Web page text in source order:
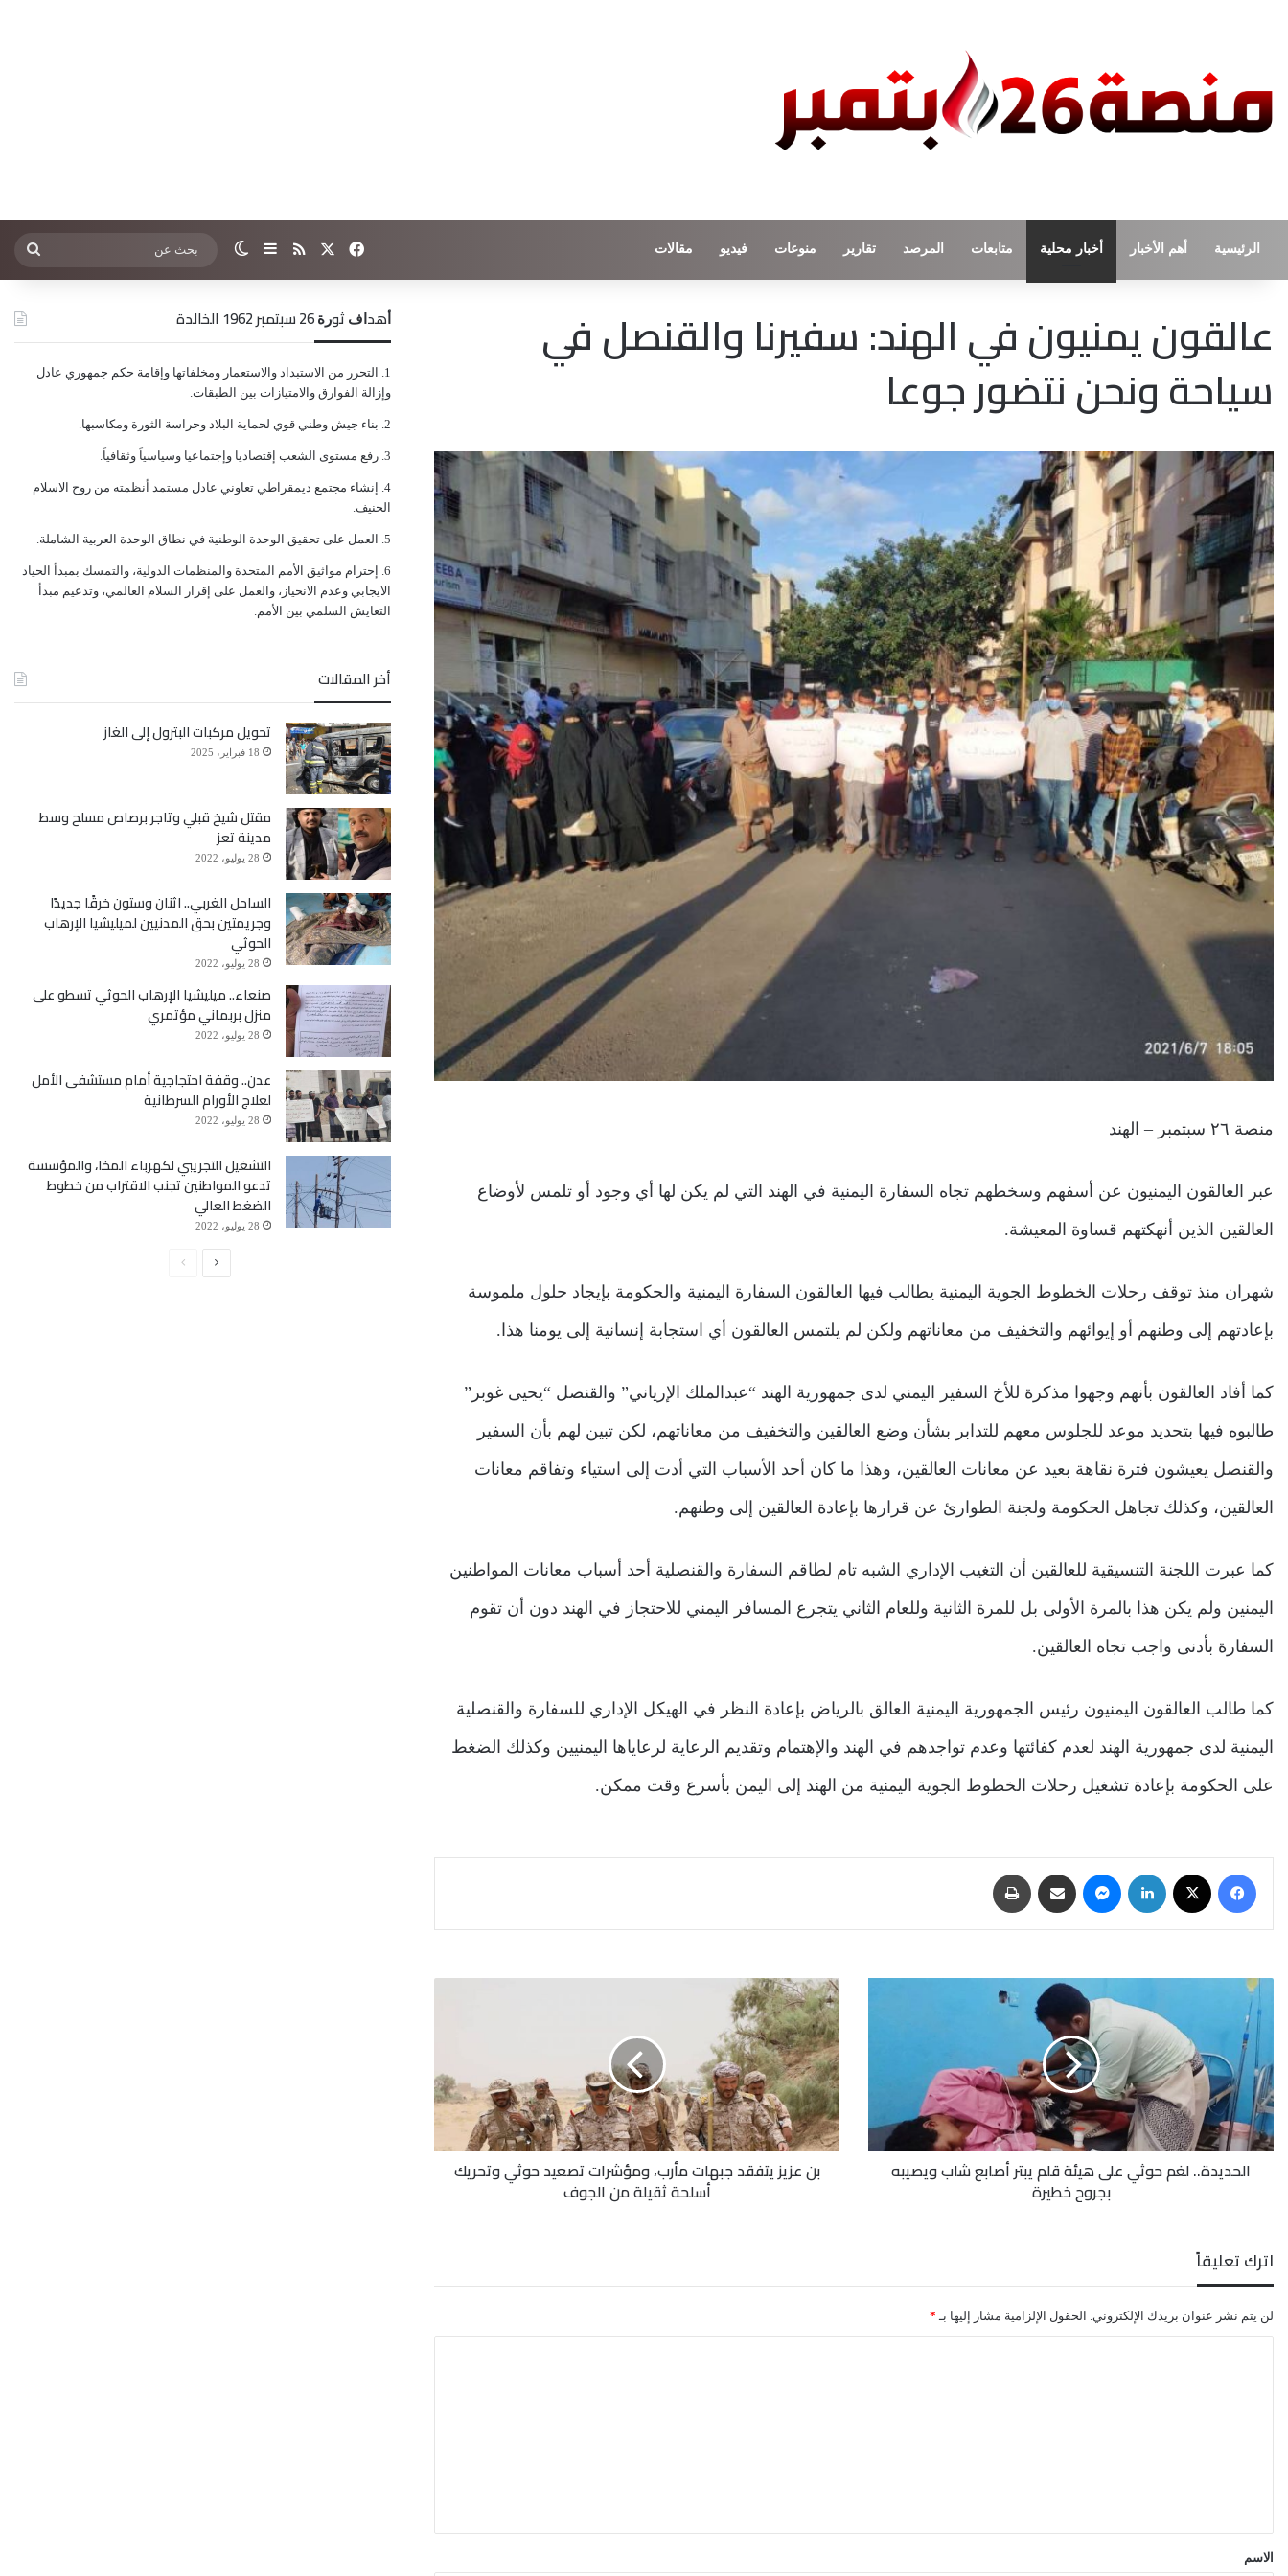
الرئيسية أهم الأخبار أخبار محلية متابعات المرصد تقارير منوعات فيديو مقالات فيسبوك ملخص الموقع RSS
إضافة عمود جانبي
الوضع المظلم بحث
عن
عالقون يمنيون في الهند: سفيرنا والقنصل في
سياحة ونحن نتضور جوعا
منصة ٢٦ سبتمبر – الهند
عبر العالقون اليمنيون عن أسفهم وسخطهم تجاه السفارة اليمنية في الهند التي لم يكن لها أي وجود أو تلمس لأوضاع
العالقين الذين أنهكتهم قساوة المعيشة.
شهران منذ توقف رحلات الخطوط الجوية اليمنية يطالب فيها العالقون السفارة اليمنية والحكومة بإيجاد حلول ملموسة
بإعادتهم إلى وطنهم أو إيوائهم والتخفيف من معاناتهم ولكن لم يلتمس العالقون أي استجابة إنسانية إلى يومنا هذا.
كما أفاد العالقون بأنهم وجهوا مذكرة للأخ السفير اليمني لدى جمهورية الهند “عبدالملك الإرياني” والقنصل “يحيى غوبر”
طالبوه فيها بتحديد موعد للجلوس معهم للتدابر بشأن وضع العالقين والتخفيف من معاناتهم، لكن تبين لهم بأن السفير
والقنصل يعيشون فترة نقاهة بعيد عن معانات العالقين، وهذا ما كان أحد الأسباب التي أدت إلى استياء وتفاقم معانات
العالقين، وكذلك تجاهل الحكومة ولجنة الطوارئ عن قرارها بإعادة العالقين إلى وطنهم.
كما عبرت اللجنة التنسيقية للعالقين أن التغيب الإداري الشبه تام لطاقم السفارة والقنصلية أحد أسباب معانات المواطنين
اليمنين ولم يكن هذا بالمرة الأولى بل للمرة الثانية وللعام الثاني يتجرع المسافر اليمني للاحتجاز في الهند دون أن تقوم
السفارة بأدنى واجب تجاه العالقين.
كما طالب العالقون اليمنيون رئيس الجمهورية اليمنية العالق بالرياض بإعادة النظر في الهيكل الإداري للسفارة والقنصلية
اليمنية لدى جمهورية الهند لعدم كفائتها وعدم تواجدهم في الهند والإهتمام وتقديم الرعاية لرعاياها اليمنيين وكذلك الضغط
على الحكومة بإعادة تشغيل رحلات الخطوط الجوية اليمنية من الهند إلى اليمن بأسرع وقت ممكن.
فيسبوك لينكدإن ماسنجر مشاركة عبر البريد
الحديدة..
لغم
حوثي
هيئة
قلم
يبتر
أصابع
شاب
ويصيبهالحديدة.. لغم حوثي على هيئة قلم يبتر أصابع شاب ويصيبه
بجروح خطيرة
بن
عزيز
يتفقد
جبهات
مأرب،
ومؤشرات
تصعيد
حوثي
وتحريك
أسلحةبن عزيز يتفقد جبهات مأرب، ومؤشرات تصعيد حوثي وتحريك
أسلحة ثقيلة من الجوف
اترك تعليقاً
لن يتم نشر عنوان بريدك الإلكتروني. الحقول الإلزامية مشار إليها بـ *
*الاسم
ﺃﻫﺪﺍﻑ ﺛﻮﺭﺓ 26 ﺳﺒﺘﻤﺒﺮ 1962 الخالدة
ﺍﻟﺘﺤﺮﺭ ﻣﻦ ﺍﻻﺳﺘﺒﺪﺍﺩ ﻭﺍﻻﺳﺘﻌﻤﺎﺭ ﻭﻣﺨﻠﻔﺎﺗﻬﺎ ﻭﺇﻗﺎﻣﺔ ﺣﻜﻢ ﺟﻤﻬﻮﺭﻱ ﻋﺎﺩﻝ
ﻭﺇﺯﺍﻟﺔ ﺍﻟﻔﻮﺍﺭﻕ ﻭﺍﻻﻣﺘﻴﺎﺯﺍﺕ ﺑﻴﻦ ﺍﻟﻄﺒﻘﺎﺕ.
ﺑﻨﺎﺀ ﺟﻴﺶ ﻭﻃﻨﻲ ﻗﻮﻱ ﻟﺤﻤﺎﻳﺔ ﺍﻟﺒﻼﺩ ﻭﺣﺮﺍﺳﺔ ﺍﻟﺜﻮﺭﺓ ﻭﻣﻜﺎﺳﺒﻬﺎ.
ﺭﻓﻊ ﻣﺴﺘﻮﻯ ﺍﻟﺸﻌﺐ ﺇﻗﺘﺼﺎﺩﻳﺎ ﻭﺇﺟﺘﻤﺎﻋﻴﺎ ﻭﺳﻴﺎﺳﻴﺎً ﻭﺛﻘﺎﻓﻴﺎً.
ﺇﻧﺸﺎﺀ ﻣﺠﺘﻤﻊ ﺩﻳﻤﻘﺮﺍﻃﻲ ﺗﻌﺎﻭﻧﻲ ﻋﺎﺩﻝ ﻣﺴﺘﻤﺪ ﺃﻧﻈﻤﺘﻪ ﻣﻦ ﺭﻭﺡ ﺍﻻﺳﻼﻡ
ﺍﻟﺤﻨﻴﻒ.
ﺍﻟﻌﻤﻞ ﻋﻠﻰ ﺗﺤﻘﻴﻖ ﺍﻟﻮﺣﺪﺓ ﺍﻟﻮﻃﻨﻴﺔ ﻓﻲ ﻧﻄﺎﻕ ﺍﻟﻮﺣﺪﺓ ﺍﻟﻌﺮﺑﻴﺔ ﺍﻟﺸﺎﻣﻠﺔ.
ﺇﺣﺘﺮﺍﻡ ﻣﻮﺍﺛﻴﻖ الأﻣﻢ ﺍﻟﻤﺘﺤﺪﺓ ﻭﺍﻟﻤﻨﻈﻤﺎﺕ ﺍﻟﺪﻭﻟﻴﺔ، ﻭﺍﻟﺘﻤﺴﻚ ﺑﻤﺒﺪﺃ ﺍﻟﺤﻴﺎﺩ
ﺍﻻﻳﺠﺎﺑﻲ ﻭﻋﺪﻡ ﺍﻻﻧﺤﻴﺎﺯ، ﻭﺍﻟﻌﻤﻞ ﻋﻠﻰ ﺇﻗﺮﺍﺭ ﺍﻟﺴﻼﻡ ﺍﻟﻌﺎﻟﻤﻲ، ﻭﺗﺪﻋﻴﻢ ﻣﺒﺪﺃ
ﺍﻟﺘﻌﺎﻳﺶ ﺍﻟﺴﻠﻤﻲ ﺑﻴﻦ ﺍﻷﻣﻢ.
أخر المقالات
تحويل مركبات البترول إلى الغاز
18 فبراير، 2025
مقتل شيخ قبلي وتاجر برصاص مسلح وسط
مدينة تعز
28 يوليو، 2022
الساحل الغربي.. اثنان وستون خرقًا جديدًا
وجريمتين بحق المدنيين لميليشيا الإرهاب
الحوثي
28 يوليو، 2022
صنعاء.. ميليشيا الإرهاب الحوثي تسطو على
منزل بربماني مؤتمري
28 يوليو، 2022
عدن.. وقفة احتجاجية أمام مستشفى الأمل
لعلاج الأورام السرطانية
28 يوليو، 2022
التشغيل التجريبي لكهرباء المخا، والمؤسسة
تدعو المواطنين تجنب الاقتراب من خطوط
الضغط العالي
28 يوليو، 2022
الصفحة
الصفحة